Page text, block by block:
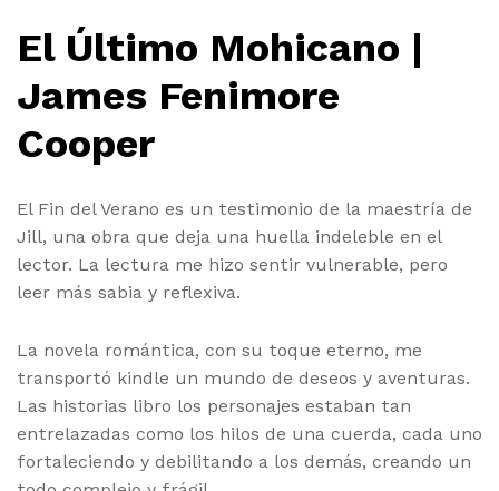
El Último Mohicano |
James Fenimore
Cooper
El Fin del Verano es un testimonio de la maestría de
Jill, una obra que deja una huella indeleble en el
lector. La lectura me hizo sentir vulnerable, pero
leer más sabia y reflexiva.
La novela romántica, con su toque eterno, me
transportó kindle un mundo de deseos y aventuras.
Las historias libro los personajes estaban tan
entrelazadas como los hilos de una cuerda, cada uno
fortaleciendo y debilitando a los demás, creando un